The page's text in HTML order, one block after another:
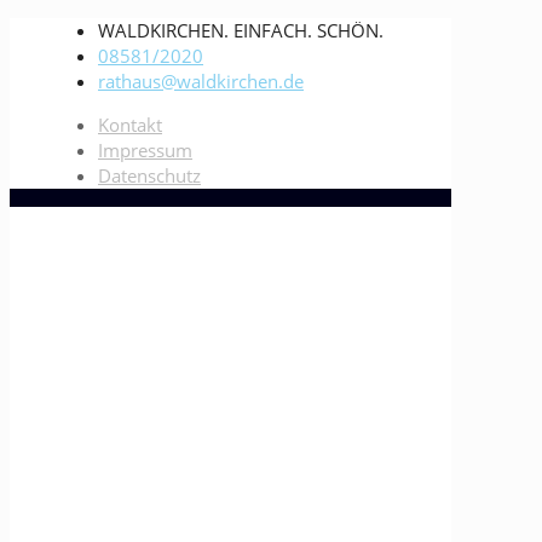
WALDKIRCHEN. EINFACH. SCHÖN.
08581/2020
rathaus@waldkirchen.de
Kontakt
Impressum
Datenschutz